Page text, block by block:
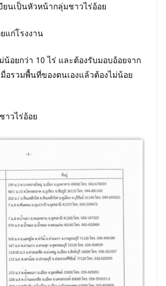
ยนเป็นหัวหน้ากลุ่มชาวไร่อ้อย
แก่โรงงาน
อยกว่า 10 ไร่ และต้องรับมอบอ้อยจาก
อรวมพื้นที่ของตนเองแล้วต้องไม่น้อย
าวไร่อ้อย